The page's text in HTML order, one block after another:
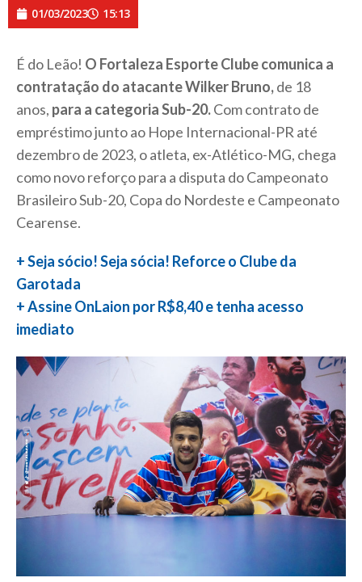
01/03/2023 15:13
É do Leão! O Fortaleza Esporte Clube comunica a
contratação do atacante Wilker Bruno,de 18
anos, para a categoria Sub-20.Com contrato de
empréstimo junto ao Hope Internacional-PR até
dezembro de 2023, o atleta, ex-Atlético-MG, chega
como novo reforço para a disputa do Campeonato
Brasileiro Sub-20, Copa do Nordeste e Campeonato
Cearense.
+ Seja sócio! Seja sócia! Reforce o Clube da
Garotada
+ Assine OnLaion por R$8,40 e tenha acesso
imediato